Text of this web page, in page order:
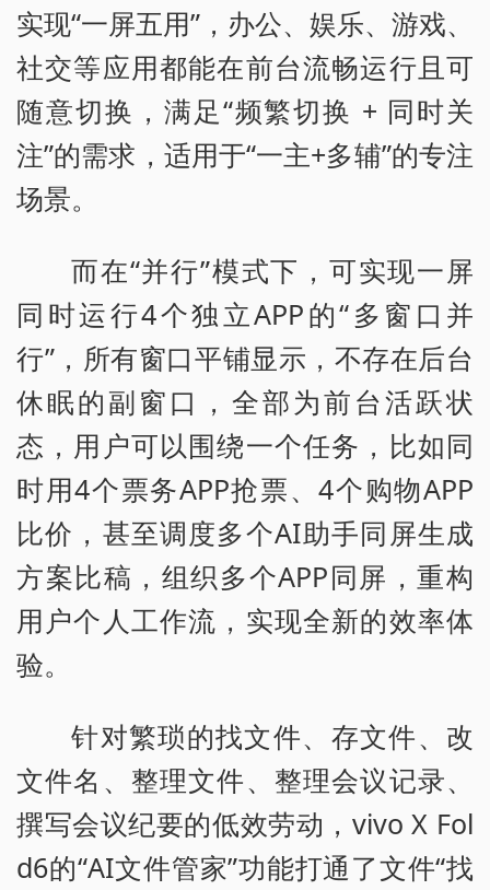
实现“一屏五用”，办公、娱乐、游戏、
社交等应用都能在前台流畅运行且可
随意切换，满足“频繁切换 + 同时关
注”的需求，适用于“一主+多辅”的专注
场景。
而在“并行”模式下，可实现一屏
同时运行4个独立APP的“多窗口并
行”，所有窗口平铺显示，不存在后台
休眠的副窗口，全部为前台活跃状
态，用户可以围绕一个任务，比如同
时用4个票务APP抢票、4个购物APP
比价，甚至调度多个AI助手同屏生成
方案比稿，组织多个APP同屏，重构
用户个人工作流，实现全新的效率体
验。
针对繁琐的找文件、存文件、改
文件名、整理文件、整理会议记录、
撰写会议纪要的低效劳动，vivo X Fol
d6的“AI文件管家”功能打通了文件“找